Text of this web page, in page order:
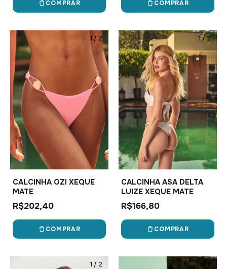
COMPRAR COMPRAR
1 / 2
CALCINHA OZI XEQUE
MATE
R$202,40
COMPRAR
1/2
CALCINHA ASA DELTA
LUIZE XEQUE MATE
R$166,80
COMPRAR
1 / 2 1 /3